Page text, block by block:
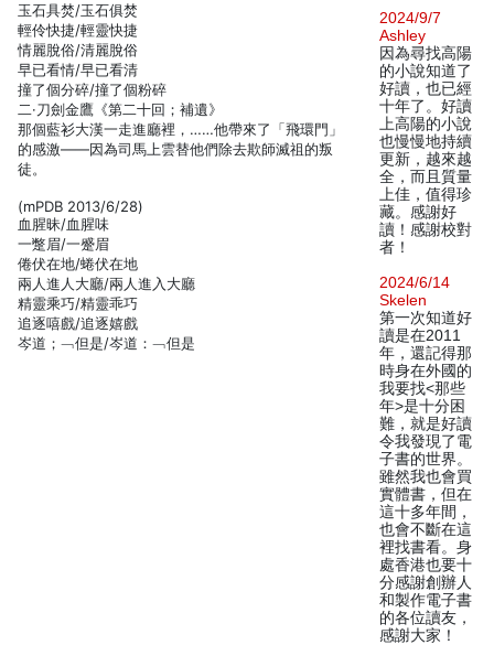
玉石具焚/玉石俱焚
輕伶快捷/輕靈快捷
情麗脫俗/清麗脫俗
早已看情/早已看清
撞了個分碎/撞了個粉碎
二·刀劍金鷹《第二十回；補遺》
那個藍衫大漢一走進廳裡，……他帶來了「飛環門」
的感激——因為司馬上雲替他們除去欺師滅祖的叛
徒。
(mPDB 2013/6/28)
血腥昧/血腥味
一蹩眉/一蹙眉
倦伏在地/蜷伏在地
兩人進人大廳/兩人進入大廳
精靈乘巧/精靈乖巧
追逐嘻戲/追逐嬉戲
岑道；﹁但是/岑道：﹁但是
2024/9/7
Ashley
因為尋找高陽
的小說知道了
好讀，也已經
十年了。好讀
上高陽的小說
也慢慢地持續
更新，越來越
全，而且質量
上佳，值得珍
藏。感謝好
讀！感謝校對
者！
2024/6/14
Skelen
第一次知道好
讀是在2011
年，還記得那
時身在外國的
我要找<那些
年>是十分困
難，就是好讀
令我發現了電
子書的世界。
雖然我也會買
實體書，但在
這十多年間，
也會不斷在這
裡找書看。身
處香港也要十
分感謝創辦人
和製作電子書
的各位讀友，
感謝大家！